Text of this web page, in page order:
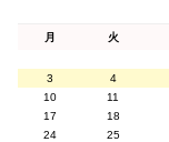
月 火
3
4
10
11
17
18
24
25